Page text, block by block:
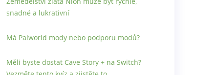
snadné a lukrativní
Má Palworld mody nebo podporu modů?
Měli byste dostat Cave Story + na Switch?